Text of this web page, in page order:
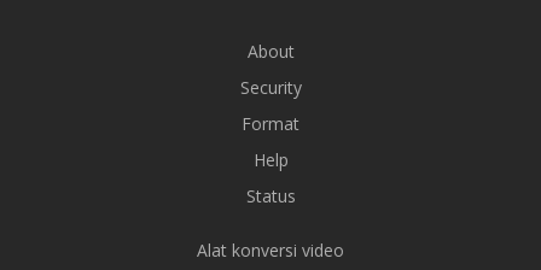
About
Security
Format
Help
Status
Alat konversi video